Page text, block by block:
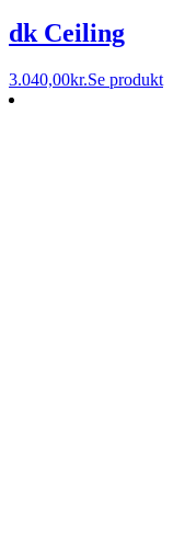
dk Ceiling
3.040,00kr.Se produkt